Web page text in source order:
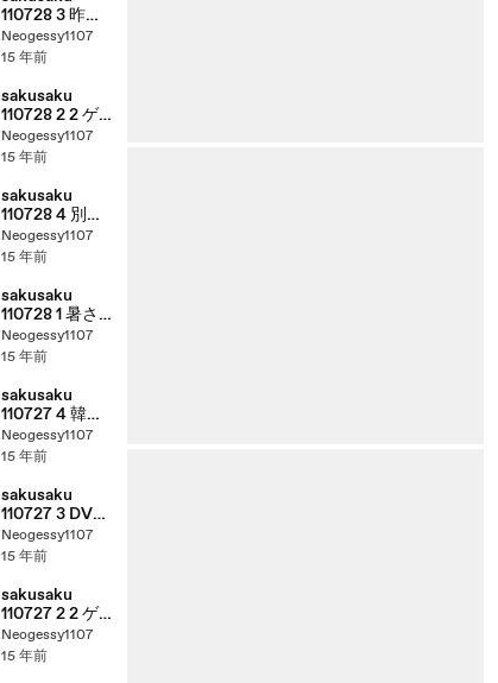
110728 3 昨年
の9月にビナウ
ォークで行わ
の様子、の巻
Neogessy1107
15 年前
sakusaku
110728 2 2 ゲ
ストは初登場
の南波志帆さ
Neogessy1107
15 年前
sakusaku
110728 4 別れ
た女ともう一
回付き合う様
す･･･、の巻
Neogessy1107
15 年前
sakusaku
110728 1 暑さ
をウリにした
熊谷名物、雪
Neogessy1107
15 年前
sakusaku
110727 4 韓国
は今日も雨だ
そうです･･･、
Neogessy1107
15 年前
sakusaku
110727 3 DVD
コーナー：
『saku saku
ありがとう！
4:3～』
Neogessy1107
15 年前
sakusaku
110727 2 2 ゲ
ストは初登場
の南波志帆さ
Neogessy1107
15 年前